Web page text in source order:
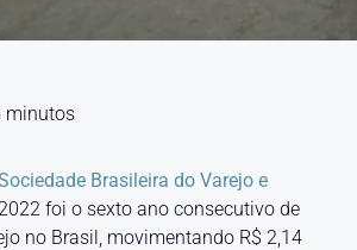
minutos
Brasileira do Varejo e
foi o sexto ano consecutivo de
no Brasil, movimentando R$ 2,14